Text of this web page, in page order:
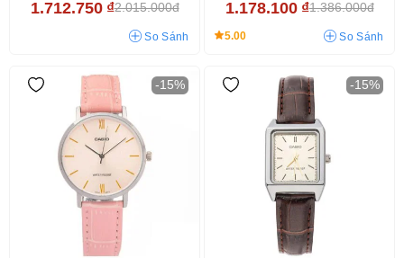
1.712.750 ₫2.015.000đ
So Sánh
1.178.100 ₫1.386.000đ
5.00 So Sánh
-15% -15%